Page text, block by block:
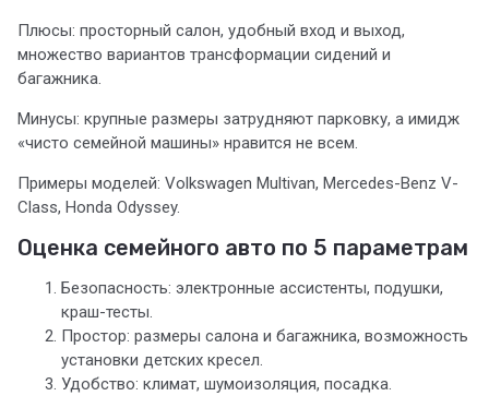
Плюсы: просторный салон, удобный вход и выход,
множество вариантов трансформации сидений и
багажника.
Минусы: крупные размеры затрудняют парковку, а имидж
«чисто семейной машины» нравится не всем.
Примеры моделей: Volkswagen Multivan, Mercedes-Benz V-
Class, Honda Odyssey.
Оценка семейного авто по 5 параметрам
Безопасность: электронные ассистенты, подушки,
краш-тесты.
Простор: размеры салона и багажника, возможность
установки детских кресел.
Удобство: климат, шумоизоляция, посадка.